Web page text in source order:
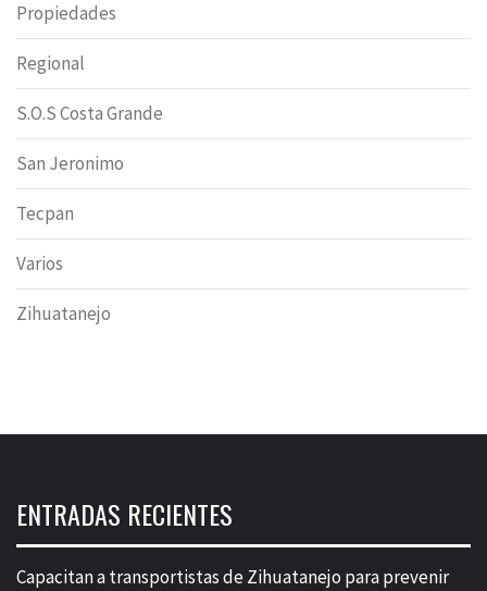
Propiedades
Regional
S.O.S Costa Grande
San Jeronimo
Tecpan
Varios
Zihuatanejo
ENTRADAS RECIENTES
Capacitan a transportistas de Zihuatanejo para prevenir